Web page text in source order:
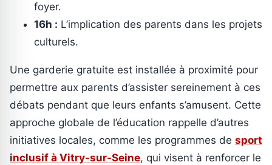
foyer.
16h : L’implication des parents dans les projets
culturels.
Une garderie gratuite est installée à proximité pour
permettre aux parents d’assister sereinement à ces
débats pendant que leurs enfants s’amusent. Cette
approche globale de l’éducation rappelle d’autres
initiatives locales, comme les programmes de sport
inclusif à Vitry-sur-Seine, qui visent à renforcer le